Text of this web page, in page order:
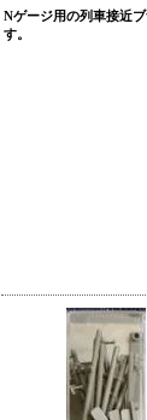
Nゲージ用の列車接近
す。